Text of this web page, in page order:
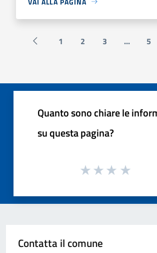
Pagina precedente
1 2 3 ... 5
Quanto sono chiare le
su questa pagina?
Contatta il comune